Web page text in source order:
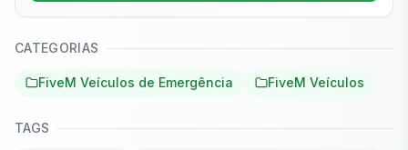
CATEGORIAS
FiveM Veículos de Emergência FiveM Veículos
TAGS